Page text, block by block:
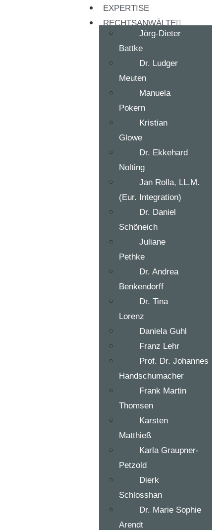
EXPERTISE
RECHTSANWÄLTE
Jörg-Dieter
Battke
Dr. Ludger
Meuten
Manuela
Pokern
Kristian
Glowe
Dr. Ekkehard
Nolting
Jan Rolla, LL.M.
(Eur. Integration)
Dr. Daniel
Schöneich
Juliane
Pethke
Dr. Andrea
Benkendorff
Dr. Tina
Lorenz
Daniela Guhl
Franz Lehr
Prof. Dr. Johannes
Handschumacher
Frank Martin
Thomsen
Karsten
Matthieß
Karla Graupner-
Petzold
Dierk
Schlosshan
Dr. Marie Sophie
Arendt